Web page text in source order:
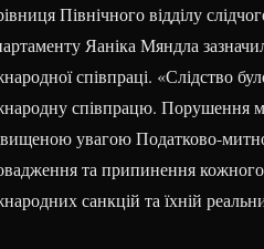
Північного відділу
Яаніка Мяндла
співпраці. «Слідство
співпрацю. Порушення
увагою Податково-
та припинення
санкцій та їхній